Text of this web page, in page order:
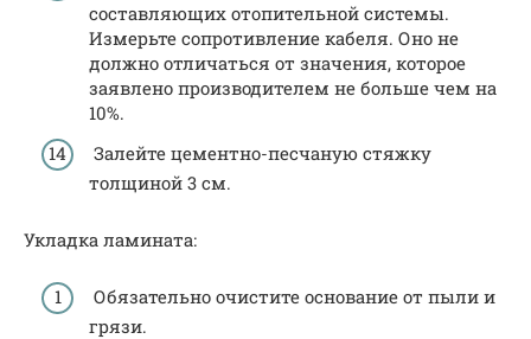
составляющих отопительной системы.
Измерьте сопротивление кабеля. Оно не
должно отличаться от значения, которое
заявлено производителем не больше чем на
10%.
Залейте цементно-песчаную стяжку
толщиной 3 см.
Укладка ламината:
Обязательно очистите основание от пыли и
грязи.